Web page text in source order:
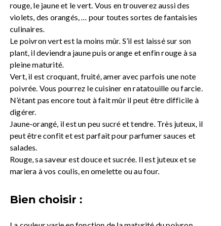
rouge, le jaune et le vert. Vous en trouverez aussi des
violets, des orangés, … pour toutes sortes de fantaisies
culinaires.
Le poivron vert est la moins mûr. S’il est laissé sur son
plant, il deviendra jaune puis orange et enfin rouge à sa
pleine maturité.
Vert, il est croquant, fruité, amer avec parfois une note
poivrée. Vous pourrez le cuisiner en ratatouille ou farcie.
N’étant pas encore tout à fait mûr il peut être difficile à
digérer.
Jaune-orangé, il est un peu sucré et tendre. Très juteux, il
peut être confit et est parfait pour parfumer sauces et
salades.
Rouge, sa saveur est douce et sucrée. Il est juteux et se
mariera à vos coulis, en omelette ou au four.
Bien choisir :